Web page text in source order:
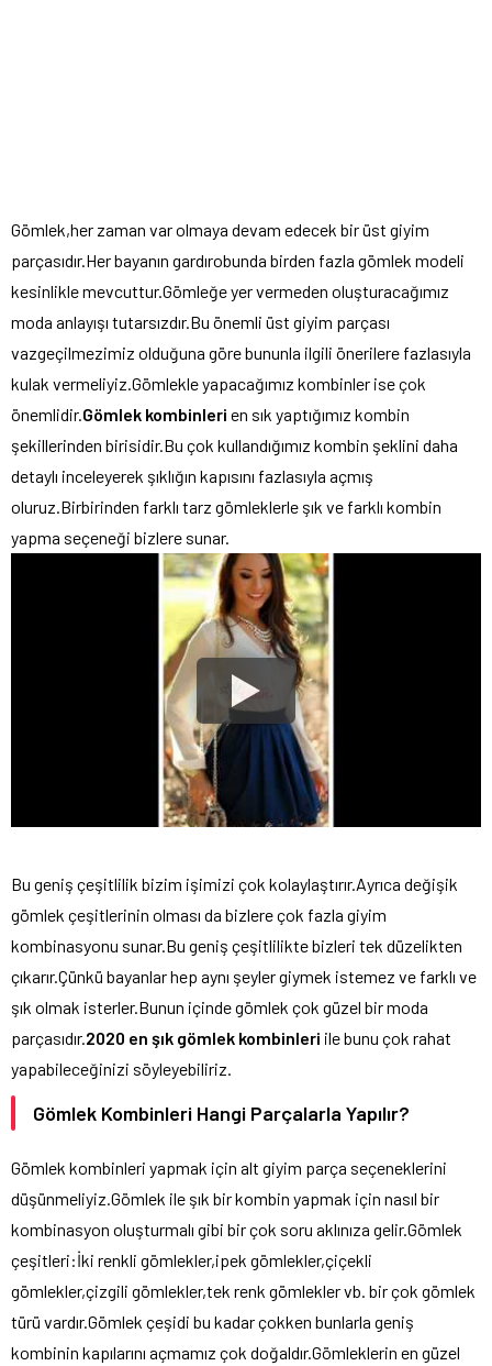
Gömlek,her zaman var olmaya devam edecek bir üst giyim
parçasıdır.Her bayanın gardırobunda birden fazla gömlek modeli
kesinlikle mevcuttur.Gömleğe yer vermeden oluşturacağımız
moda anlayışı tutarsızdır.Bu önemli üst giyim parçası
vazgeçilmezimiz olduğuna göre bununla ilgili önerilere fazlasıyla
kulak vermeliyiz.Gömlekle yapacağımız kombinler ise çok
önemlidir.Gömlek kombinleri en sık yaptığımız kombin
şekillerinden birisidir.Bu çok kullandığımız kombin şeklini daha
detaylı inceleyerek şıklığın kapısını fazlasıyla açmış
oluruz.Birbirinden farklı tarz gömleklerle şık ve farklı kombin
yapma seçeneği bizlere sunar.
Bu geniş çeşitlilik bizim işimizi çok kolaylaştırır.Ayrıca değişik
gömlek çeşitlerinin olması da bizlere çok fazla giyim
kombinasyonu sunar.Bu geniş çeşitlilikte bizleri tek düzelikten
çıkarır.Çünkü bayanlar hep aynı şeyler giymek istemez ve farklı ve
şık olmak isterler.Bunun içinde gömlek çok güzel bir moda
parçasıdır. 2020 en şık gömlek kombinleri ile bunu çok rahat
yapabileceğinizi söyleyebiliriz.
Gömlek Kombinleri Hangi Parçalarla Yapılır?
Gömlek kombinleri yapmak için alt giyim parça seçeneklerini
düşünmeliyiz.Gömlek ile şık bir kombin yapmak için nasıl bir
kombinasyon oluşturmalı gibi bir çok soru aklınıza gelir.Gömlek
çeşitleri:İki renkli gömlekler,ipek gömlekler,çiçekli
gömlekler,çizgili gömlekler,tek renk gömlekler vb. bir çok gömlek
türü vardır.Gömlek çeşidi bu kadar çokken bunlarla geniş
kombinin kapılarını açmamız çok doğaldır.Gömleklerin en güzel